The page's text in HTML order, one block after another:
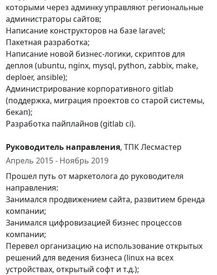
которыми через админку управляют региональные
администраторы сайтов;
Написание конструкторов на базе laravel;
Пакетная разработка;
Написание новой бизнес-логики, скриптов для
деплоя (ubuntu, nginx, mysql, python, zabbix, make,
deploer, ansible);
Администрирование корпоративного gitlab
(поддержка, миграция проектов со старой системы,
бекап);
Разработка пайплайнов (gitlab ci).
Руководитель направления, ТПК Лесмастер
Апрель 2015 - Ноябрь 2019
Прошел путь от маркетолога до руководителя
направления:
Занимался продвижением сайта, развитием бренда
компании;
Занимался цифровизацией бизнес процессов
компании;
Перевел организацию на использование открытых
решений для ведения бизнеса (linux на всех
устройствах, открытый софт и т.д.);